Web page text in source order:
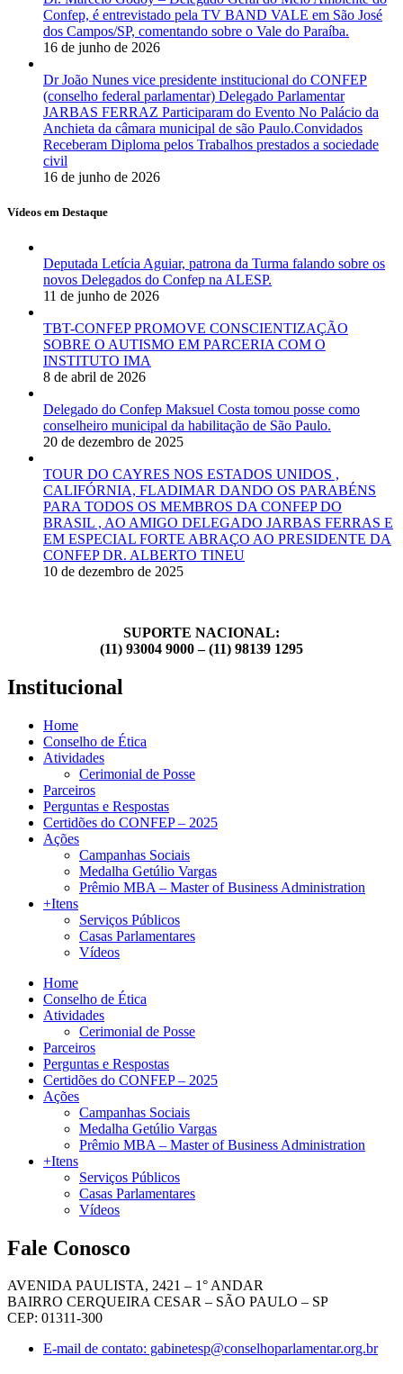
Confep, é entrevistado pela TV BAND VALE em São José
dos Campos/SP, comentando sobre o Vale do Paraíba.
16 de junho de 2026
Dr João Nunes vice presidente institucional do CONFEP
(conselho federal parlamentar) Delegado Parlamentar
JARBAS FERRAZ Participaram do Evento No Palácio da
Anchieta da câmara municipal de são Paulo.Convidados
Receberam Diploma pelos Trabalhos prestados a sociedade
civil
16 de junho de 2026
Vídeos em Destaque
Deputada Letícia Aguiar, patrona da Turma falando sobre os
novos Delegados do Confep na ALESP.
11 de junho de 2026
TBT-CONFEP PROMOVE CONSCIENTIZAÇÃO
SOBRE O AUTISMO EM PARCERIA COM O
INSTITUTO IMA
8 de abril de 2026
Delegado do Confep Maksuel Costa tomou posse como
conselheiro municipal da habilitação de São Paulo.
20 de dezembro de 2025
TOUR DO CAYRES NOS ESTADOS UNIDOS ,
CALIFÓRNIA, FLADIMAR DANDO OS PARABÉNS
PARA TODOS OS MEMBROS DA CONFEP DO
BRASIL , AO AMIGO DELEGADO JARBAS FERRAS E
EM ESPECIAL FORTE ABRAÇO AO PRESIDENTE DA
CONFEP DR. ALBERTO TINEU
10 de dezembro de 2025
SUPORTE NACIONAL:
(11) 93004 9000 – (11) 98139 1295
Institucional
Home
Conselho de Ética
Atividades
Cerimonial de Posse
Parceiros
Perguntas e Respostas
Certidões do CONFEP – 2025
Ações
Campanhas Sociais
Medalha Getúlio Vargas
Prêmio MBA – Master of Business Administration
+Itens
Serviços Públicos
Casas Parlamentares
Vídeos
Home
Conselho de Ética
Atividades
Cerimonial de Posse
Parceiros
Perguntas e Respostas
Certidões do CONFEP – 2025
Ações
Campanhas Sociais
Medalha Getúlio Vargas
Prêmio MBA – Master of Business Administration
+Itens
Serviços Públicos
Casas Parlamentares
Vídeos
Fale Conosco
AVENIDA PAULISTA, 2421 – 1° ANDAR
BAIRRO CERQUEIRA CESAR – SÃO PAULO – SP
CEP: 01311-300
E-mail de contato: gabinetesp@conselhoparlamentar.org.br